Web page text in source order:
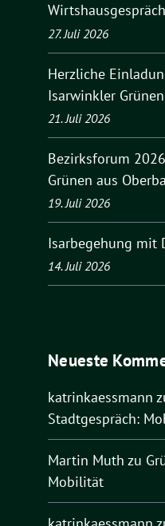
27. Juli 2026
Herzliche
Isarwinkler Grünen
21. Juli 2026
Bezirksforum
Grünen aus
19. Juli 2026
Isarbegehung mit
14. Juli 2026
Neueste
katrinkaessmann
Stadtgespräch:
Martin Muth zu
Mobilität